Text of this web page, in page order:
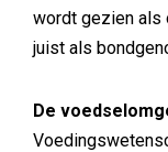
wordt gezien als
juist als
De